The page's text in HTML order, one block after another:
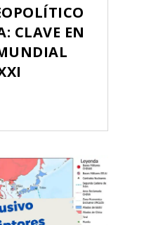
CLAVE EN